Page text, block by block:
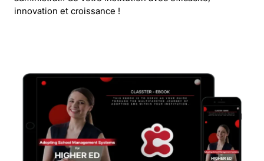
innovation et croissance !